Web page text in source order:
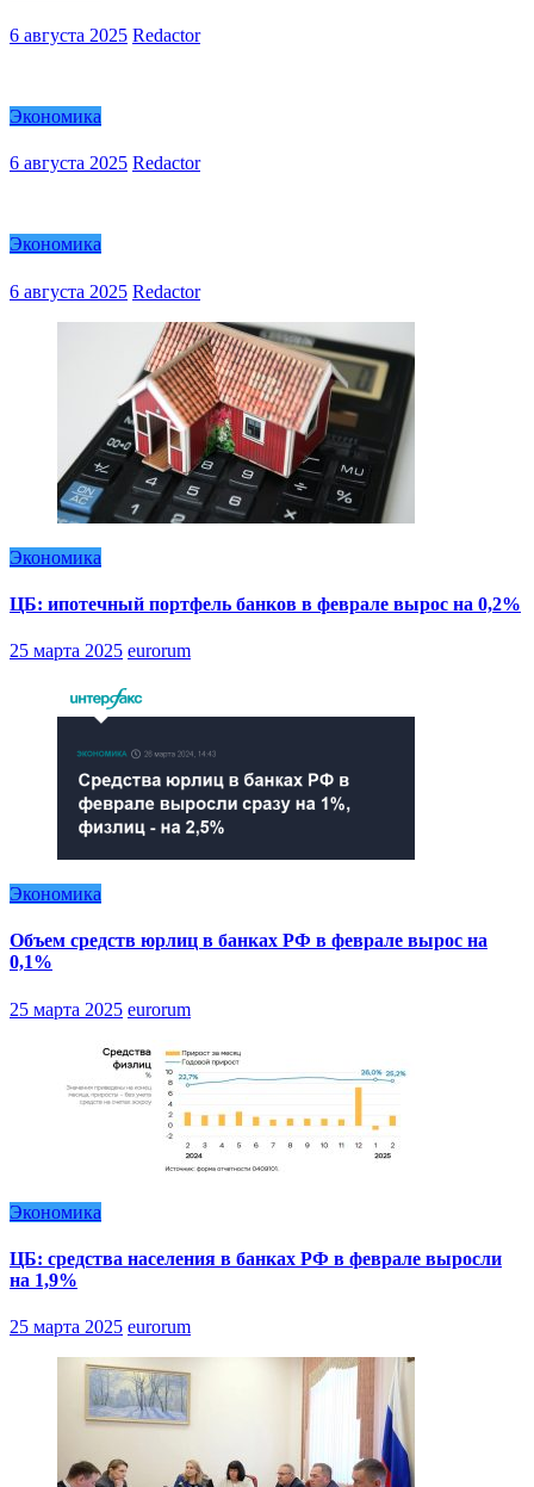
6 августа 2025 Redactor
Экономика
6 августа 2025 Redactor
Экономика
6 августа 2025 Redactor
Экономика
ЦБ: ипотечный портфель банков в феврале вырос на 0,2%
25 марта 2025 eurorum
Экономика
Объем средств юрлиц в банках РФ в феврале вырос на
0,1%
25 марта 2025 eurorum
Экономика
ЦБ: средства населения в банках РФ в феврале выросли
на 1,9%
25 марта 2025 eurorum